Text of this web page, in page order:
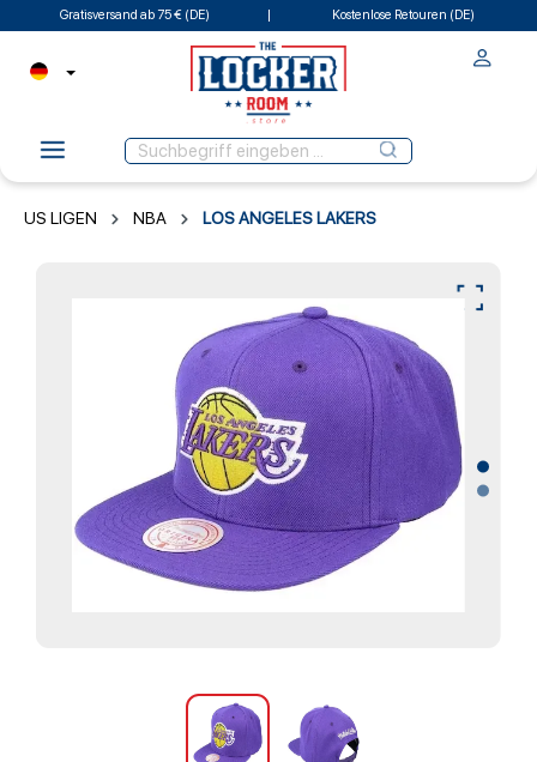
Gratisversand ab 75 € (DE) Kostenlose Retouren (DE)
US LIGEN NBA LOS ANGELES LAKERS